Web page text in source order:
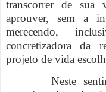
transcorrer de
aprouver, sem a
merecendo,
concretizadora da
projeto de vida
Neste